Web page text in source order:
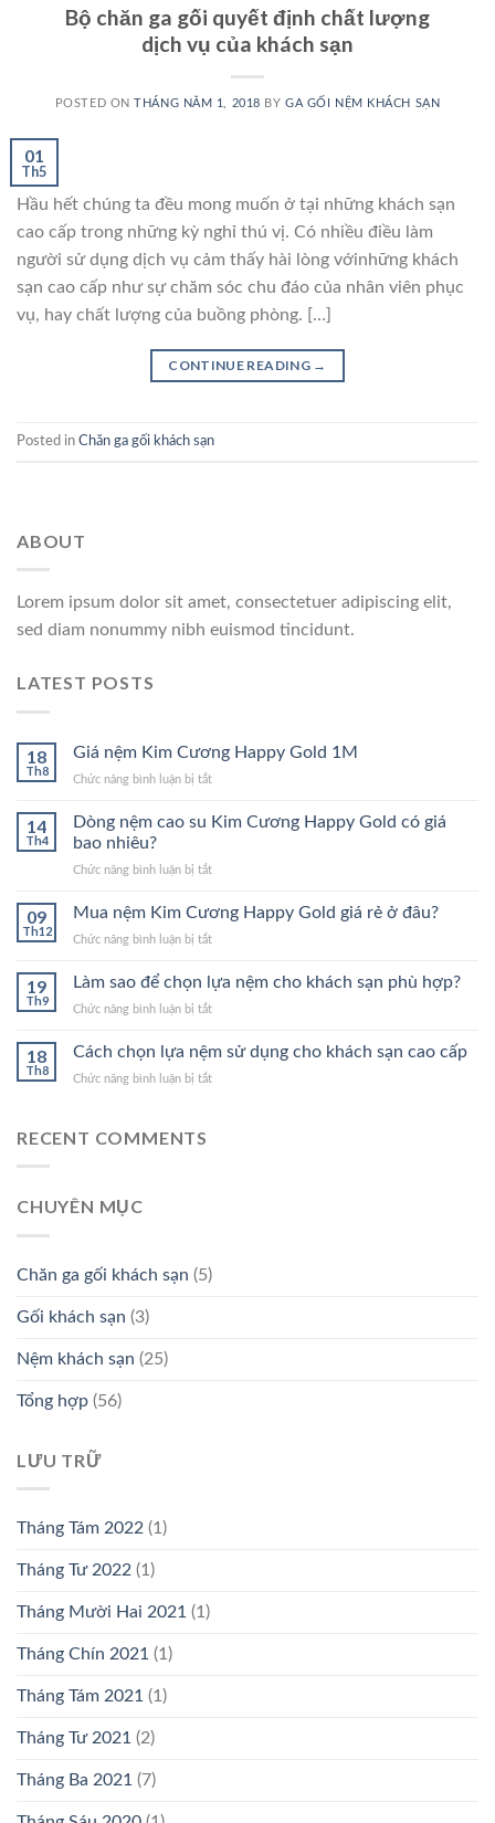
Bộ chăn ga gối quyết định chất lượng
dịch vụ của khách sạn
POSTED ONTHÁNG NĂM 1, 2018 BYGA GỐI NỆM KHÁCH SẠN
01
Th5
Hầu hết chúng ta đều mong muốn ở tại những khách sạn
cao cấp trong những kỳ nghỉ thú vị. Có nhiều điều làm
người sử dụng dịch vụ cảm thấy hài lòng vớinhững khách
sạn cao cấp như sự chăm sóc chu đáo của nhân viên phục
vụ, hay chất lượng của buồng phòng. […]
CONTINUE READING →
Posted in Chăn ga gối khách sạn
ABOUT
Lorem ipsum dolor sit amet, consectetuer adipiscing elit,
sed diam nonummy nibh euismod tincidunt.
LATEST POSTS
18
Th8
Giá nệm Kim Cương Happy Gold 1M
Chức năng bình luận bị tắtở
nệm
Happy
1M
14
Th4
Dòng nệm cao su Kim Cương Happy Gold có giá
bao nhiêu?
Chức năng bình luận bị tắtở
nệm
su
Cương
giá
bao
09
Th12
Mua nệm Kim Cương Happy Gold giá rẻ ở đâu?
Chức năng bình luận bị tắtở
nệm
Kim
Cương
Gold
19
Th9
Làm sao để chọn lựa nệm cho khách sạn phù hợp?
Chức năng bình luận bị tắtở
chọn
18
Th8
Cách chọn lựa nệm sử dụng cho khách sạn cao cấp
Chức năng bình luận bị tắtở
RECENT COMMENTS
CHUYÊN MỤC
Chăn ga gối khách sạn (5)
Gối khách sạn (3)
Nệm khách sạn (25)
Tổng hợp (56)
LƯU TRỮ
Tháng Tám 2022 (1)
Tháng Tư 2022 (1)
Tháng Mười Hai 2021 (1)
Tháng Chín 2021 (1)
Tháng Tám 2021 (1)
Tháng Tư 2021 (2)
Tháng Ba 2021 (7)